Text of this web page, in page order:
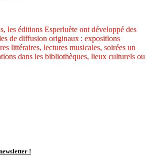
les éditions Esperluète ont développé des
de diffusion originaux : expositions
littéraires, lectures musicales, soirées un
dans les bibliothèques, lieux culturels ou
!